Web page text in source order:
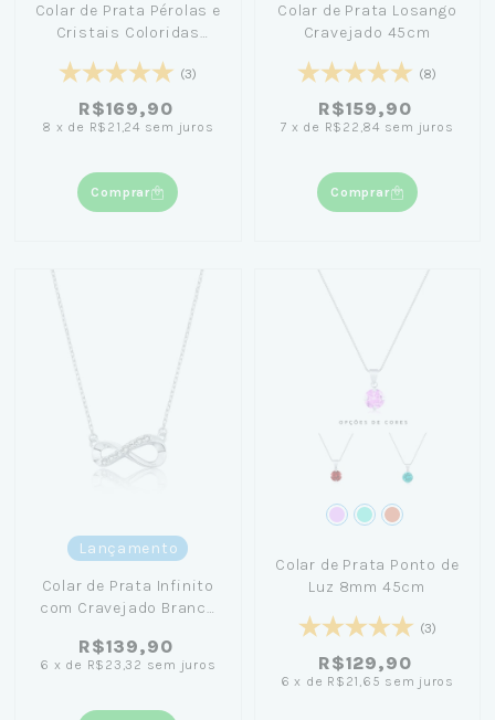
Colar de Prata Pérolas e
Cristais Coloridas
(3)
R$169,90
8 x de R$21,24 sem juros
Comprar
Colar de Prata Losango
Cravejado 45cm
(8)
R$159,90
7 x de R$22,84 sem juros
Comprar
Lançamento
Colar de Prata Infinito
com Cravejado Branco
R$139,90
6 x de R$23,32 sem juros
Colar de Prata Ponto de
Luz 8mm 45cm
(3)
R$129,90
6 x de R$21,65 sem juros